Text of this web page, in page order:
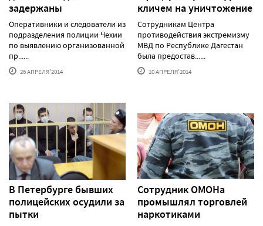
задержаны
Оперативники и следователи из
подразделения полиции Чехии
по выявлению организованной
пр......
26 АПРЕЛЯ'2014
кличем на уничтожение
Сотрудникам Центра
противодействия экстремизму
МВД по Республике Дагестан
была предостав......
10 АПРЕЛЯ'2014
В Петербурге бывших
полицейских осудили за
пытки
Сотрудник ОМОНа
промышлял торговлей
наркотиками